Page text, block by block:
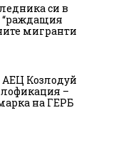
си в
“раждащия
мигранти
АЕЦ Козлодуй
–
на ГЕРБ